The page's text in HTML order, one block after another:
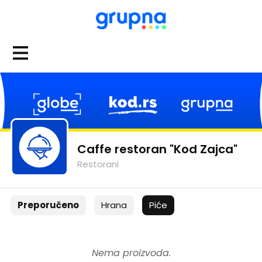
Caffe restoran "Kod Zajca"
Restorani
Preporučeno Hrana Piće
Nema proizvoda.